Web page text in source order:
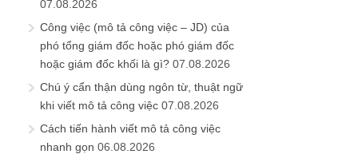
07.08.2026
Công việc (mô tả công việc – JD) của
phó tổng giám đốc hoặc phó giám đốc
hoặc giám đốc khối là gì? 07.08.2026
Chú ý cẩn thận dùng ngôn từ, thuật ngữ
khi viết mô tả công việc 07.08.2026
Cách tiến hành viết mô tả công việc
nhanh gọn 06.08.2026